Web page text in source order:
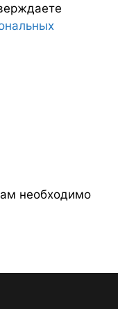
необходимо